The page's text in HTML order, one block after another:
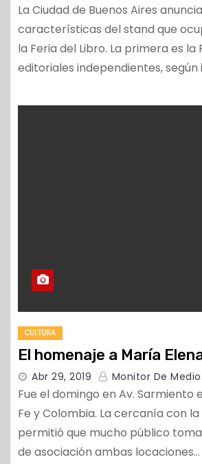
La Ciudad de Buenos Aires
características del stand que
la Feria del Libro. La primera es la
editoriales independientes, según
CULTURA
El homenaje a María
Abr 29, 2019 Monitor De
Fue el domingo en Av. Sarmiento
Fe y Colombia. La cercanía con la
permitió que mucho público
de asociación ambas locaciones…